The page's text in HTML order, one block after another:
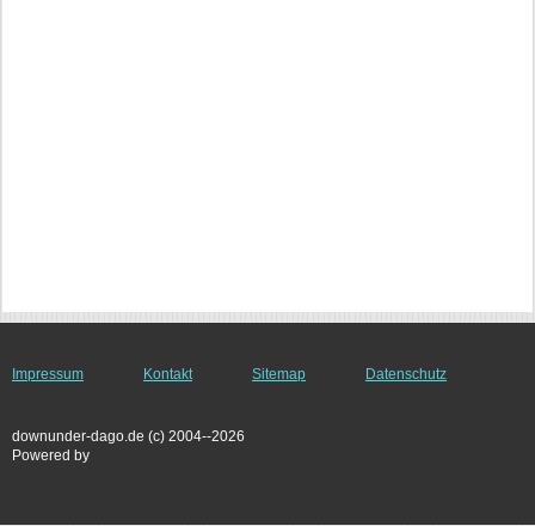
Impressum Kontakt Sitemap Datenschutz
downunder-dago.de (c) 2004--2026
Powered by